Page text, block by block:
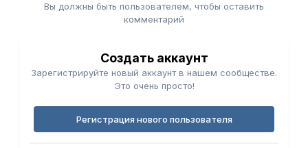
Вы должны быть пользователем, чтобы оставить
комментарий
Создать аккаунт
Зарегистрируйте новый аккаунт в нашем сообществе.
Это очень просто!
Регистрация нового пользователя